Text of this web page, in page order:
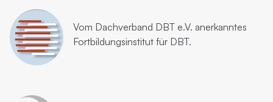
Vom Dachverband DBT e.V. anerkanntes
Fortbildungsinstitut für DBT.